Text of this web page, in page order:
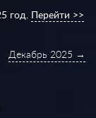
год. Перейти >>
Декабрь 2025 →